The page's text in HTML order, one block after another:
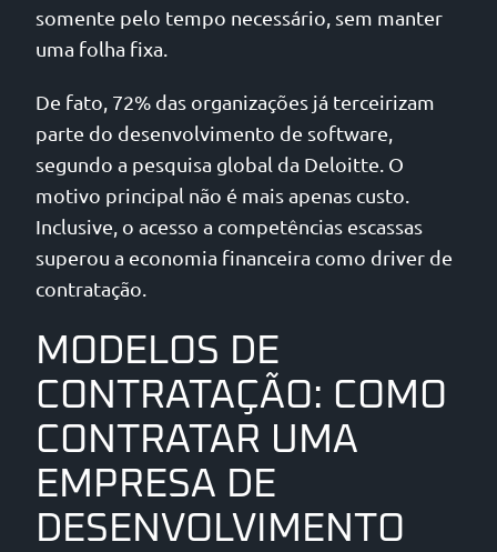
somente pelo tempo necessário, sem manter
uma folha fixa.
De fato, 72% das organizações já terceirizam
parte do desenvolvimento de software,
segundo a pesquisa global da Deloitte. O
motivo principal não é mais apenas custo.
Inclusive, o acesso a competências escassas
superou a economia financeira como driver de
contratação.
MODELOS DE
CONTRATAÇÃO: COMO
CONTRATAR UMA
EMPRESA DE
DESENVOLVIMENTO